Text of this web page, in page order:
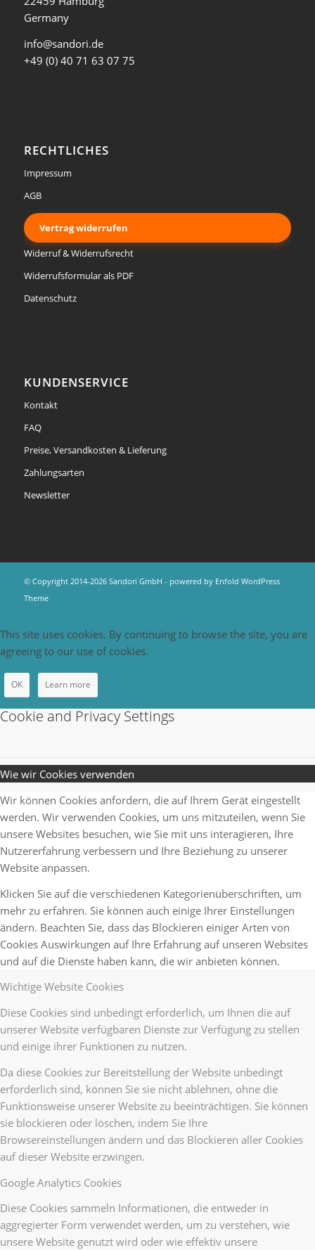
Germany
info@sandori.de
+49 (0) 40 71 63 07 75
RECHTLICHES
Impressum
AGB
Vertrag widerrufen
Widerruf & Widerrufsrecht
Widerrufsformular als PDF
Datenschutz
KUNDENSERVICE
Kontakt
FAQ
Preise, Versandkosten & Lieferung
Zahlungsarten
Newsletter
© Copyright 2014-2026 Sandori GmbH - powered by Enfold WordPress
Theme
This site uses cookies. By continuing to browse the site, you are
agreeing to our use of cookies.
OK Learn more
Cookie and Privacy Settings
Wie wir Cookies verwenden
Wir können Cookies anfordern, die auf Ihrem Gerät eingestellt
werden. Wir verwenden Cookies, um uns mitzuteilen, wenn Sie
unsere Websites besuchen, wie Sie mit uns interagieren, Ihre
Nutzererfahrung verbessern und Ihre Beziehung zu unserer
Website anpassen.
Klicken Sie auf die verschiedenen Kategorienüberschriften, um
mehr zu erfahren. Sie können auch einige Ihrer Einstellungen
ändern. Beachten Sie, dass das Blockieren einiger Arten von
Cookies Auswirkungen auf Ihre Erfahrung auf unseren Websites
und auf die Dienste haben kann, die wir anbieten können.
Wichtige Website Cookies
Diese Cookies sind unbedingt erforderlich, um Ihnen die auf
unserer Website verfügbaren Dienste zur Verfügung zu stellen
und einige ihrer Funktionen zu nutzen.
Da diese Cookies zur Bereitstellung der Website unbedingt
erforderlich sind, können Sie sie nicht ablehnen, ohne die
Funktionsweise unserer Website zu beeinträchtigen. Sie können
sie blockieren oder löschen, indem Sie Ihre
Browsereinstellungen ändern und das Blockieren aller Cookies
auf dieser Website erzwingen.
Google Analytics Cookies
Diese Cookies sammeln Informationen, die entweder in
aggregierter Form verwendet werden, um zu verstehen, wie
unsere Website genutzt wird oder wie effektiv unsere